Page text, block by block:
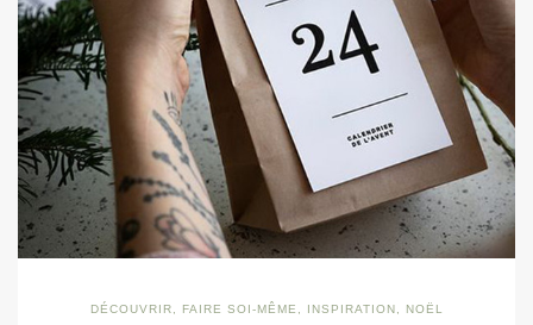
DÉCOUVRIR FAIRE SOI-MÊME INSPIRATION NOËL